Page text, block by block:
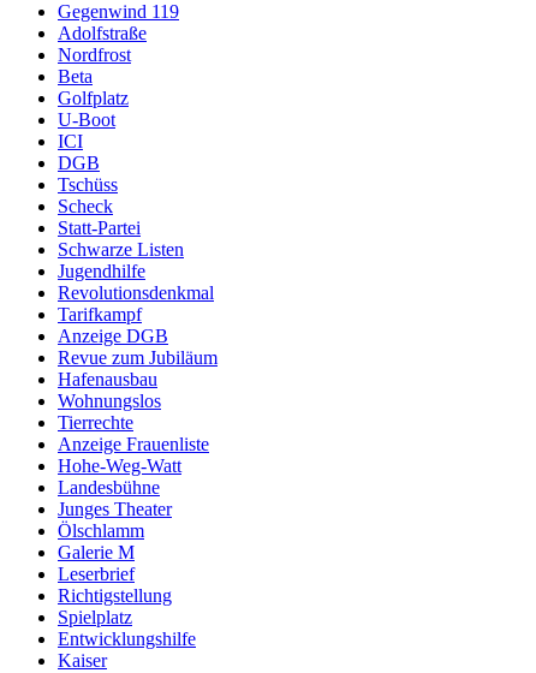
Gegenwind 119
Adolfstraße
Nordfrost
Beta
Golfplatz
U-Boot
ICI
DGB
Tschüss
Scheck
Statt-Partei
Schwarze Listen
Jugendhilfe
Revolutionsdenkmal
Tarifkampf
Anzeige DGB
Revue zum Jubiläum
Hafenausbau
Wohnungslos
Tierrechte
Anzeige Frauenliste
Hohe-Weg-Watt
Landesbühne
Junges Theater
Ölschlamm
Galerie M
Leserbrief
Richtigstellung
Spielplatz
Entwicklungshilfe
Kaiser